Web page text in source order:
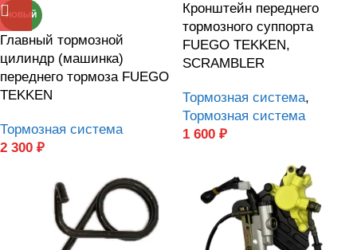
НОВЫЙ
Главный тормозной
цилиндр (машинка)
переднего тормоза FUEGO
TEKKEN
Тормозная система
2 300 ₽
Кронштейн переднего
тормозного суппорта
FUEGO TEKKEN,
SCRAMBLER
Тормозная система,
Тормозная система
1 600 ₽